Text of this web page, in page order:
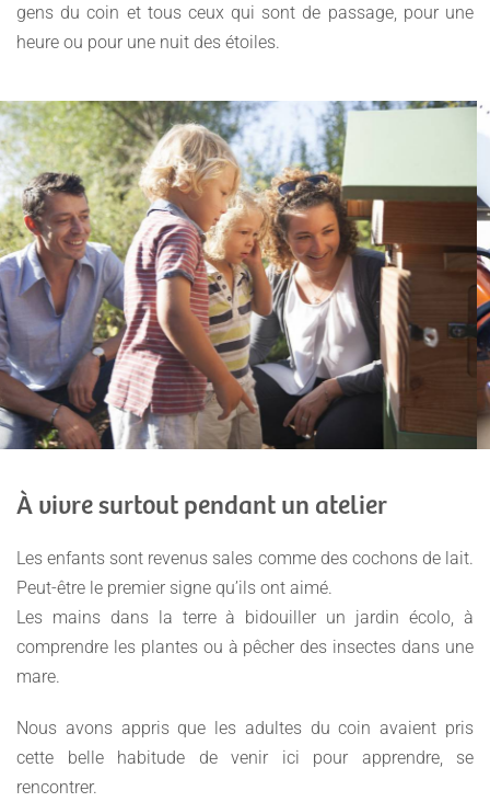
gens du coin et tous ceux qui sont de passage, pour une
heure ou pour une nuit des étoiles.
À vivre surtout pendant un atelier
Les enfants sont revenus sales comme des cochons de lait.
Peut-être le premier signe qu’ils ont aimé.
Les mains dans la terre à bidouiller un jardin écolo, à
comprendre les plantes ou à pêcher des insectes dans une
mare.
Nous avons appris que les adultes du coin avaient pris
cette belle habitude de venir ici pour apprendre, se
rencontrer.